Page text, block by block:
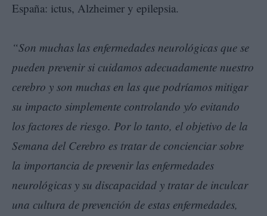
España: ictus, Alzheimer y epilepsia.
“Son muchas las enfermedades neurológicas que se
pueden prevenir si cuidamos adecuadamente nuestro
cerebro y son muchas en las que podríamos mitigar
su impacto simplemente controlando y/o evitando
los factores de riesgo. Por lo tanto, el objetivo de la
Semana del Cerebro es tratar de concienciar sobre
la importancia de prevenir las enfermedades
neurológicas y su discapacidad y tratar de inculcar
una cultura de prevención de estas enfermedades,